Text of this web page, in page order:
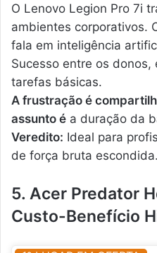
O Lenovo Legion Pro 7i
ambientes corporativos.
fala em inteligência
Sucesso entre os donos,
tarefas básicas.
A frustração é
assunto é a duração da
Veredito: Ideal para
de força bruta escondida.
5. Acer Predator
Custo-Benefício